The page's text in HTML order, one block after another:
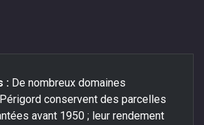
: De nombreux domaines
conservent des parcelles
avant 1950 ; leur rendement